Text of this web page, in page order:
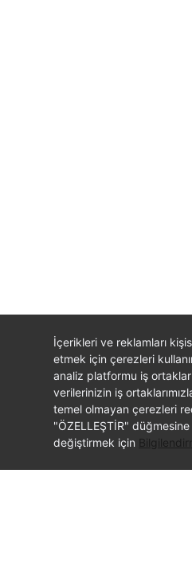
İçerikleri ve reklamları
etmek için çerezleri
analiz platformu iş
verilerinizin iş
temel olmayan çerezleri
"ÖZELLEŞTİR"
değiştirmek için